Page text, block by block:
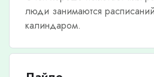
люди занимаются
калиндаром.